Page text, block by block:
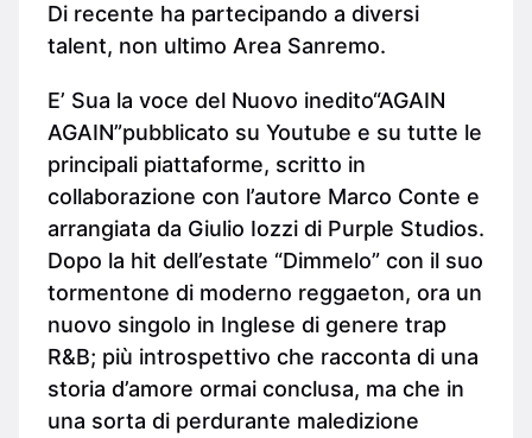
Di recente ha partecipando a diversi
talent, non ultimo Area Sanremo.
E’ Sua la voce del Nuovo inedito“AGAIN
AGAIN”pubblicato su Youtube e su tutte le
principali piattaforme, scritto in
collaborazione con l’autore Marco Conte e
arrangiata da Giulio Iozzi di Purple Studios.
Dopo la hit dell’estate “Dimmelo” con il suo
tormentone di moderno reggaeton, ora un
nuovo singolo in Inglese di genere trap
R&B; più introspettivo che racconta di una
storia d’amore ormai conclusa, ma che in
una sorta di perdurante maledizione